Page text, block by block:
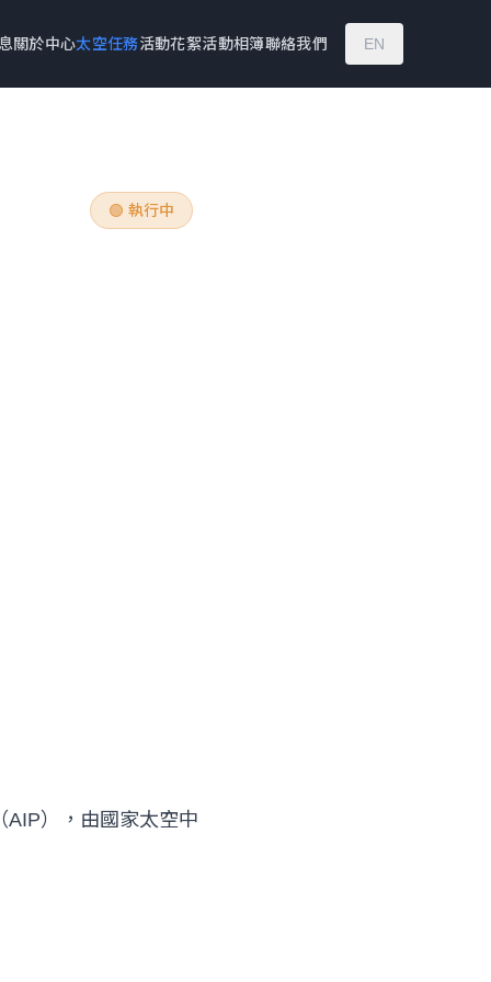
關於中心太空任務活動花絮活動相簿聯絡我們 EN
🟢 執行中
），由國家太空中